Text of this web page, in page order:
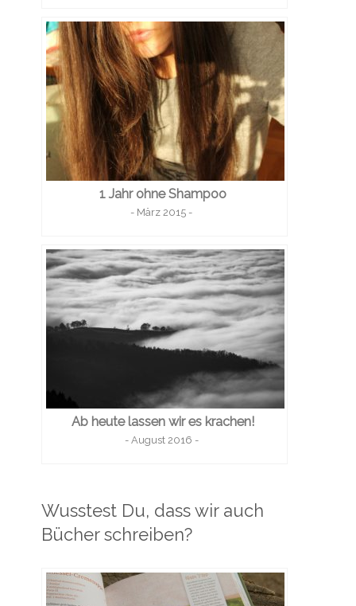
1 Jahr ohne Shampoo
- März 2015 -
Ab heute lassen wir es krachen!
- August 2016 -
Wusstest Du, dass wir auch
Bücher schreiben?